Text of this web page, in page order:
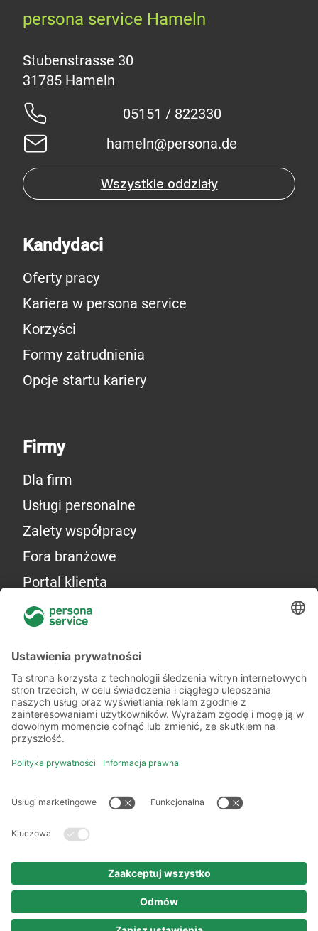
persona service Hameln
Stubenstrasse 30
05151 / 822330
hameln@persona.de
Wszystkie oddziały
Kandydaci
Oferty pracy
Kariera w persona service
Korzyści
Formy zatrudnienia
Opcje startu kariery
Firmy
Dla firm
Usługi personalne
Zalety współpracy
Fora branżowe
Portal klienta
Więcej o nas
Kilka słów o nas
Oddziały
Akademia
Informacje prawne
Polityka prywatności
Prawa autorskie